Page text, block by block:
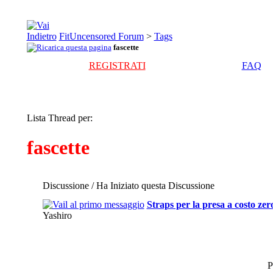
FitUncensored Forum > Tags
fascette
REGISTRATI FAQ
Lista Thread per:
fascette
Discussione / Ha Iniziato questa Discussione
Straps per la presa a costo
Yashiro